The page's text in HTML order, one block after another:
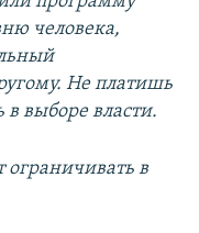
человека,
Не платишь
в выборе власти.
ограничивать в